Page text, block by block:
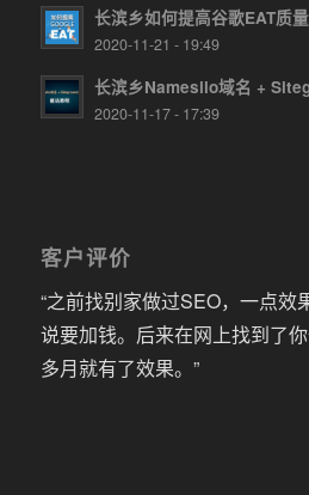
长滨乡如何提高谷歌EAT质
2020-11-21 - 19:49
长滨乡Namesilo域名 +
2020-11-17 - 17:39
客户评价
“之前找别家做过SEO，一点效
说要加钱。后来在网上找到了
多月就有了效果。”